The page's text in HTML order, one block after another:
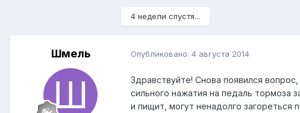
4 недели спустя...
Шмель Опубликовано: 4 августа 2014
Здравствуйте! Снова появился
сильного нажатия на педаль тормоза
и пищит, могут ненадолго загореться